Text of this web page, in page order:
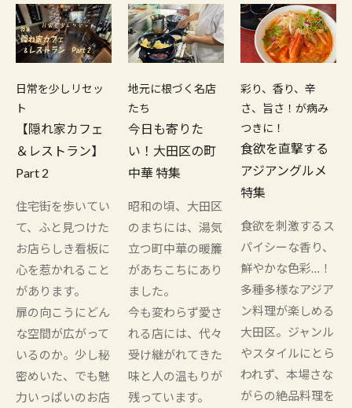
日常を少しリセッ
ト
【隠れ家カフェ
＆レストラン】
Part 2
住宅街を歩いてい
て、ふと見つけた
お店らしき看板に
心を惹かれること
があります。
扉の向こうにどん
な空間が広がって
いるのか。少し秘
密めいた、でも魅
力いっぱいのお店
地元に根づく名店
たち
今日も寄りた
い！大田区の町
中華 特集
昭和の頃、大田区
のまちには、湯気
立つ町中華の暖簾
があちこちにあり
ました。
今も変わらず愛さ
れる店には、代々
受け継がれてきた
味と人の温もりが
残っています。
彩り、香り、辛
さ、旨さ！が病み
つきに！
食欲を直撃する
アジアングルメ
特集
食欲を刺激するス
パイシーな香り、
鮮やかな色彩…！
多種多様なアジア
ン料理が楽しめる
大田区。ジャンル
やスタイルにとら
われず、本場さな
がらの絶品料理を